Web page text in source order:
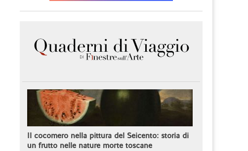
Il cocomero nella pittura del Seicento: storia di
un frutto nelle nature morte toscane